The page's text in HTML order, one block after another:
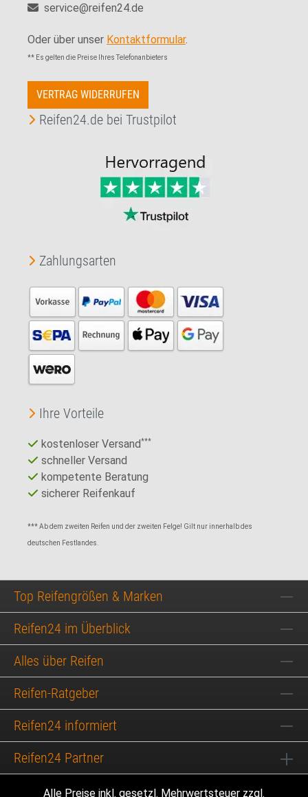
service@reifen24.de
Oder über unser Kontaktformular.
** Es gelten die Preise Ihres Telefonanbieters
VERTRAG WIDERRUFEN
Reifen24.de bei Trustpilot
Zahlungsarten
Ihre Vorteile
kostenloser Versand***
schneller Versand
kompetente Beratung
sicherer Reifenkauf
*** Ab dem zweiten Reifen und der zweiten Felge! Gilt nur innerhalb des
deutschen Festlandes.
Top Reifengrößen & Marken
Reifen24 im Überblick
Alles über Reifen
Reifen-Ratgeber
Reifen24 informiert
Reifen24 Partner
Alle Preise inkl. gesetzl. Mehrwertsteuer zzgl.